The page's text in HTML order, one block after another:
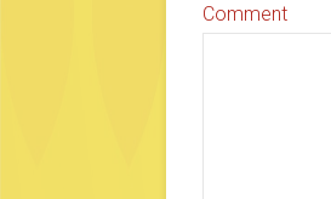
Comment